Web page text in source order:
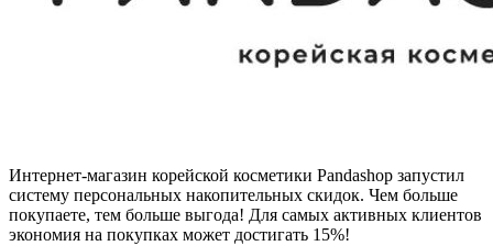
Интернет-магазин корейской косметики Pandashop запустил
систему персональных накопительных скидок. Чем больше
покупаете, тем больше выгода! Для самых активных клиентов
экономия на покупках может достигать 15%!